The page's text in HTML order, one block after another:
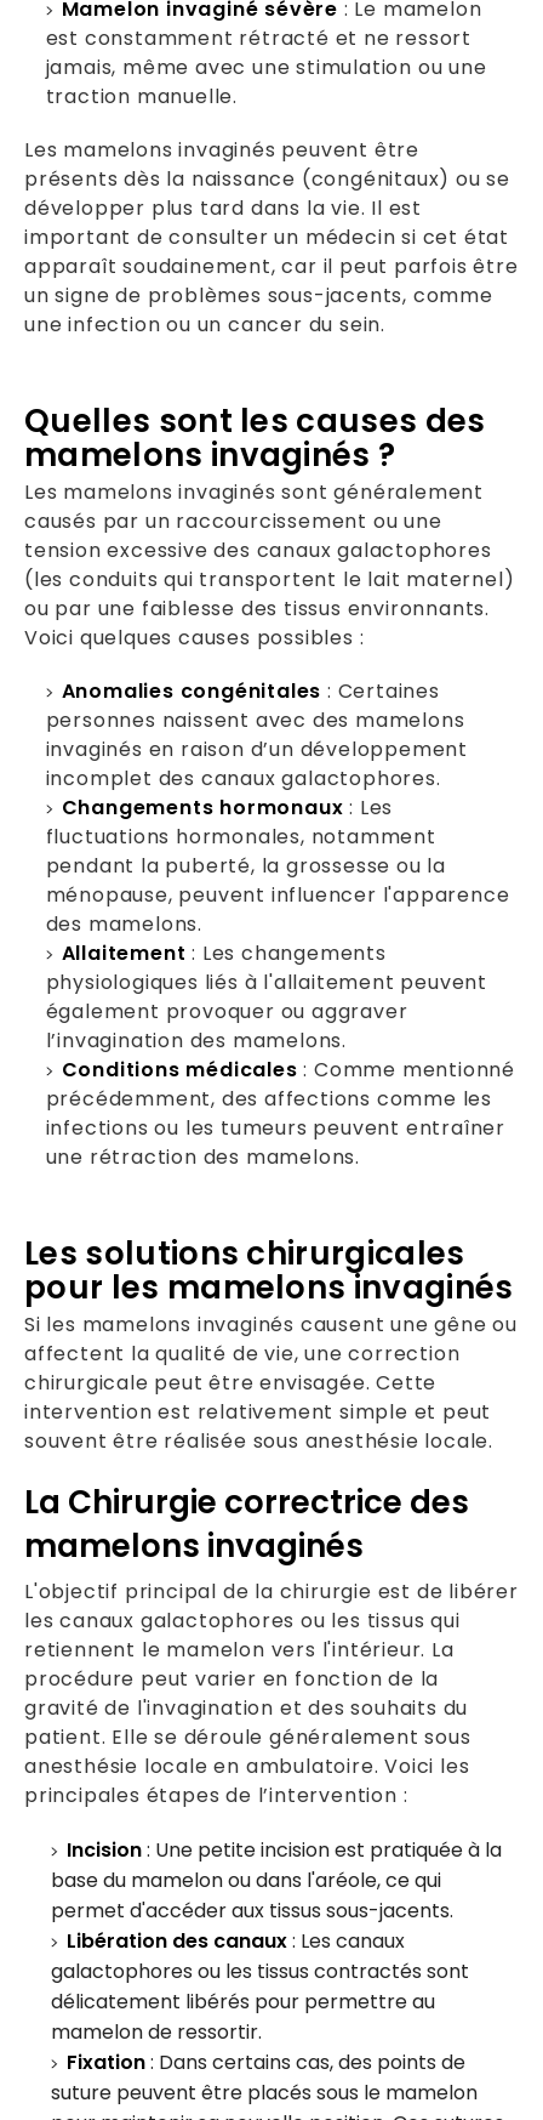
Mamelon invaginé sévère : Le mamelon
est constamment rétracté et ne ressort
jamais, même avec une stimulation ou une
traction manuelle.
Les mamelons invaginés peuvent être
présents dès la naissance (congénitaux) ou se
développer plus tard dans la vie. Il est
important de consulter un médecin si cet état
apparaît soudainement, car il peut parfois être
un signe de problèmes sous-jacents, comme
une infection ou un cancer du sein.
Quelles sont les causes des
mamelons invaginés ?
Les mamelons invaginés sont généralement
causés par un raccourcissement ou une
tension excessive des canaux galactophores
(les conduits qui transportent le lait maternel)
ou par une faiblesse des tissus environnants.
Voici quelques causes possibles :
Anomalies congénitales : Certaines
personnes naissent avec des mamelons
invaginés en raison d’un développement
incomplet des canaux galactophores.
Changements hormonaux : Les
fluctuations hormonales, notamment
pendant la puberté, la grossesse ou la
ménopause, peuvent influencer l'apparence
des mamelons.
Allaitement : Les changements
physiologiques liés à l'allaitement peuvent
également provoquer ou aggraver
l’invagination des mamelons.
Conditions médicales : Comme mentionné
précédemment, des affections comme les
infections ou les tumeurs peuvent entraîner
une rétraction des mamelons.
Les solutions chirurgicales
pour les mamelons invaginés
Si les mamelons invaginés causent une gêne ou
affectent la qualité de vie, une correction
chirurgicale peut être envisagée. Cette
intervention est relativement simple et peut
souvent être réalisée sous anesthésie locale.
La Chirurgie correctrice des
mamelons invaginés
L'objectif principal de la chirurgie est de libérer
les canaux galactophores ou les tissus qui
retiennent le mamelon vers l'intérieur. La
procédure peut varier en fonction de la
gravité de l'invagination et des souhaits du
patient. Elle se déroule généralement sous
anesthésie locale en ambulatoire. Voici les
principales étapes de l’intervention :
Incision: Une petite incision est pratiquée à la
base du mamelon ou dans l'aréole, ce qui
permet d'accéder aux tissus sous-jacents.
Libération des canaux: Les canaux
galactophores ou les tissus contractés sont
délicatement libérés pour permettre au
mamelon de ressortir.
Fixation: Dans certains cas, des points de
suture peuvent être placés sous le mamelon